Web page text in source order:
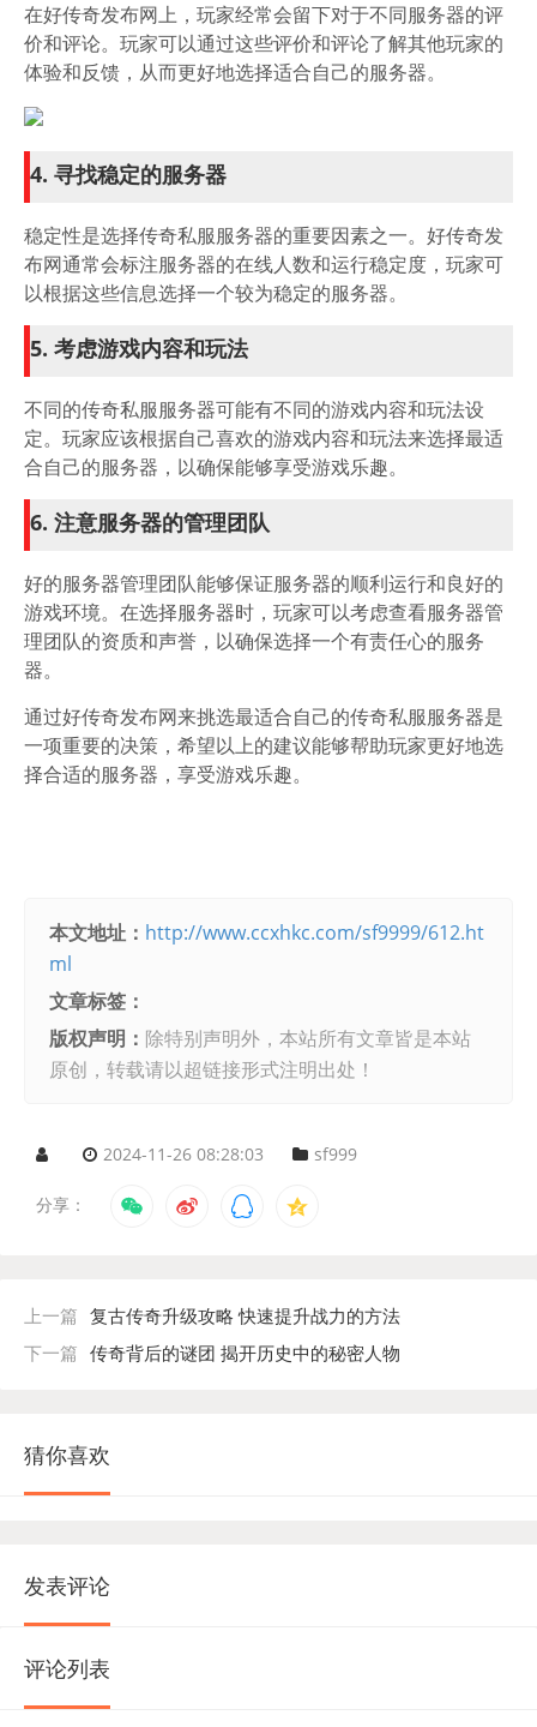
在好传奇发布网上，玩家经常会留下对于不同服务器的评
价和评论。玩家可以通过这些评价和评论了解其他玩家的
体验和反馈，从而更好地选择适合自己的服务器。
4. 寻找稳定的服务器
稳定性是选择传奇私服服务器的重要因素之一。好传奇发
布网通常会标注服务器的在线人数和运行稳定度，玩家可
以根据这些信息选择一个较为稳定的服务器。
5. 考虑游戏内容和玩法
不同的传奇私服服务器可能有不同的游戏内容和玩法设
定。玩家应该根据自己喜欢的游戏内容和玩法来选择最适
合自己的服务器，以确保能够享受游戏乐趣。
6. 注意服务器的管理团队
好的服务器管理团队能够保证服务器的顺利运行和良好的
游戏环境。在选择服务器时，玩家可以考虑查看服务器管
理团队的资质和声誉，以确保选择一个有责任心的服务
器。
通过好传奇发布网来挑选最适合自己的传奇私服服务器是
一项重要的决策，希望以上的建议能够帮助玩家更好地选
择合适的服务器，享受游戏乐趣。
本文地址： http://www.ccxhkc.com/sf9999/612.ht
ml
文章标签：
版权声明： 除特别声明外，本站所有文章皆是本站
原创，转载请以超链接形式注明出处！
2024-11-26 08:28:03 sf999
分享：
上一篇 复古传奇升级攻略 快速提升战力的方法
下一篇 传奇背后的谜团 揭开历史中的秘密人物
猜你喜欢
发表评论
评论列表